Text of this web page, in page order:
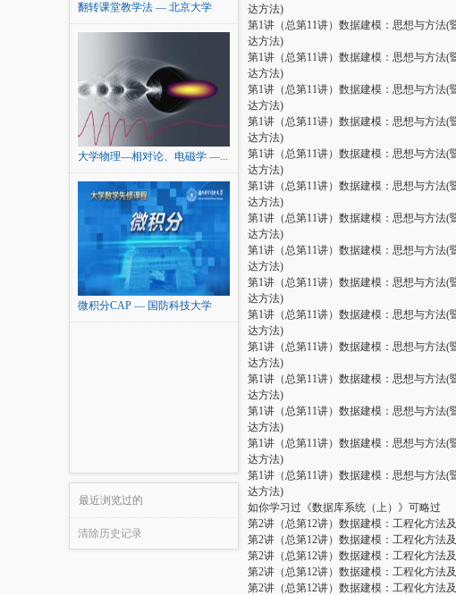
翻转课堂教学法 — 北京大学
大学物理—相对论、电磁学 —...
微积分CAP — 国防科技大学
最近浏览过的
清除历史记录
达方法)
第1讲（总第11讲）数据建模：思想与方法 (
达方法)
第1讲（总第11讲）数据建模：思想与方法 (
达方法)
第1讲（总第11讲）数据建模：思想与方法 (
达方法)
第1讲（总第11讲）数据建模：思想与方法 (
达方法)
第1讲（总第11讲）数据建模：思想与方法 (
达方法)
第1讲（总第11讲）数据建模：思想与方法 (
达方法)
第1讲（总第11讲）数据建模：思想与方法 (
达方法)
第1讲（总第11讲）数据建模：思想与方法 (
达方法)
第1讲（总第11讲）数据建模：思想与方法 (
达方法)
第1讲（总第11讲）数据建模：思想与方法 (
达方法)
第1讲（总第11讲）数据建模：思想与方法 (
达方法)
第1讲（总第11讲）数据建模：思想与方法 (
达方法)
第1讲（总第11讲）数据建模：思想与方法 (
达方法)
第1讲（总第11讲）数据建模：思想与方法 (
达方法)
第1讲（总第11讲）数据建模：思想与方法 (
达方法)
如你学习过《数据库系统（上）》可略过
第2讲（总第12讲）数据建模：工程化方法
第2讲（总第12讲）数据建模：工程化方法
第2讲（总第12讲）数据建模：工程化方法
第2讲（总第12讲）数据建模：工程化方法
第2讲（总第12讲）数据建模：工程化方法